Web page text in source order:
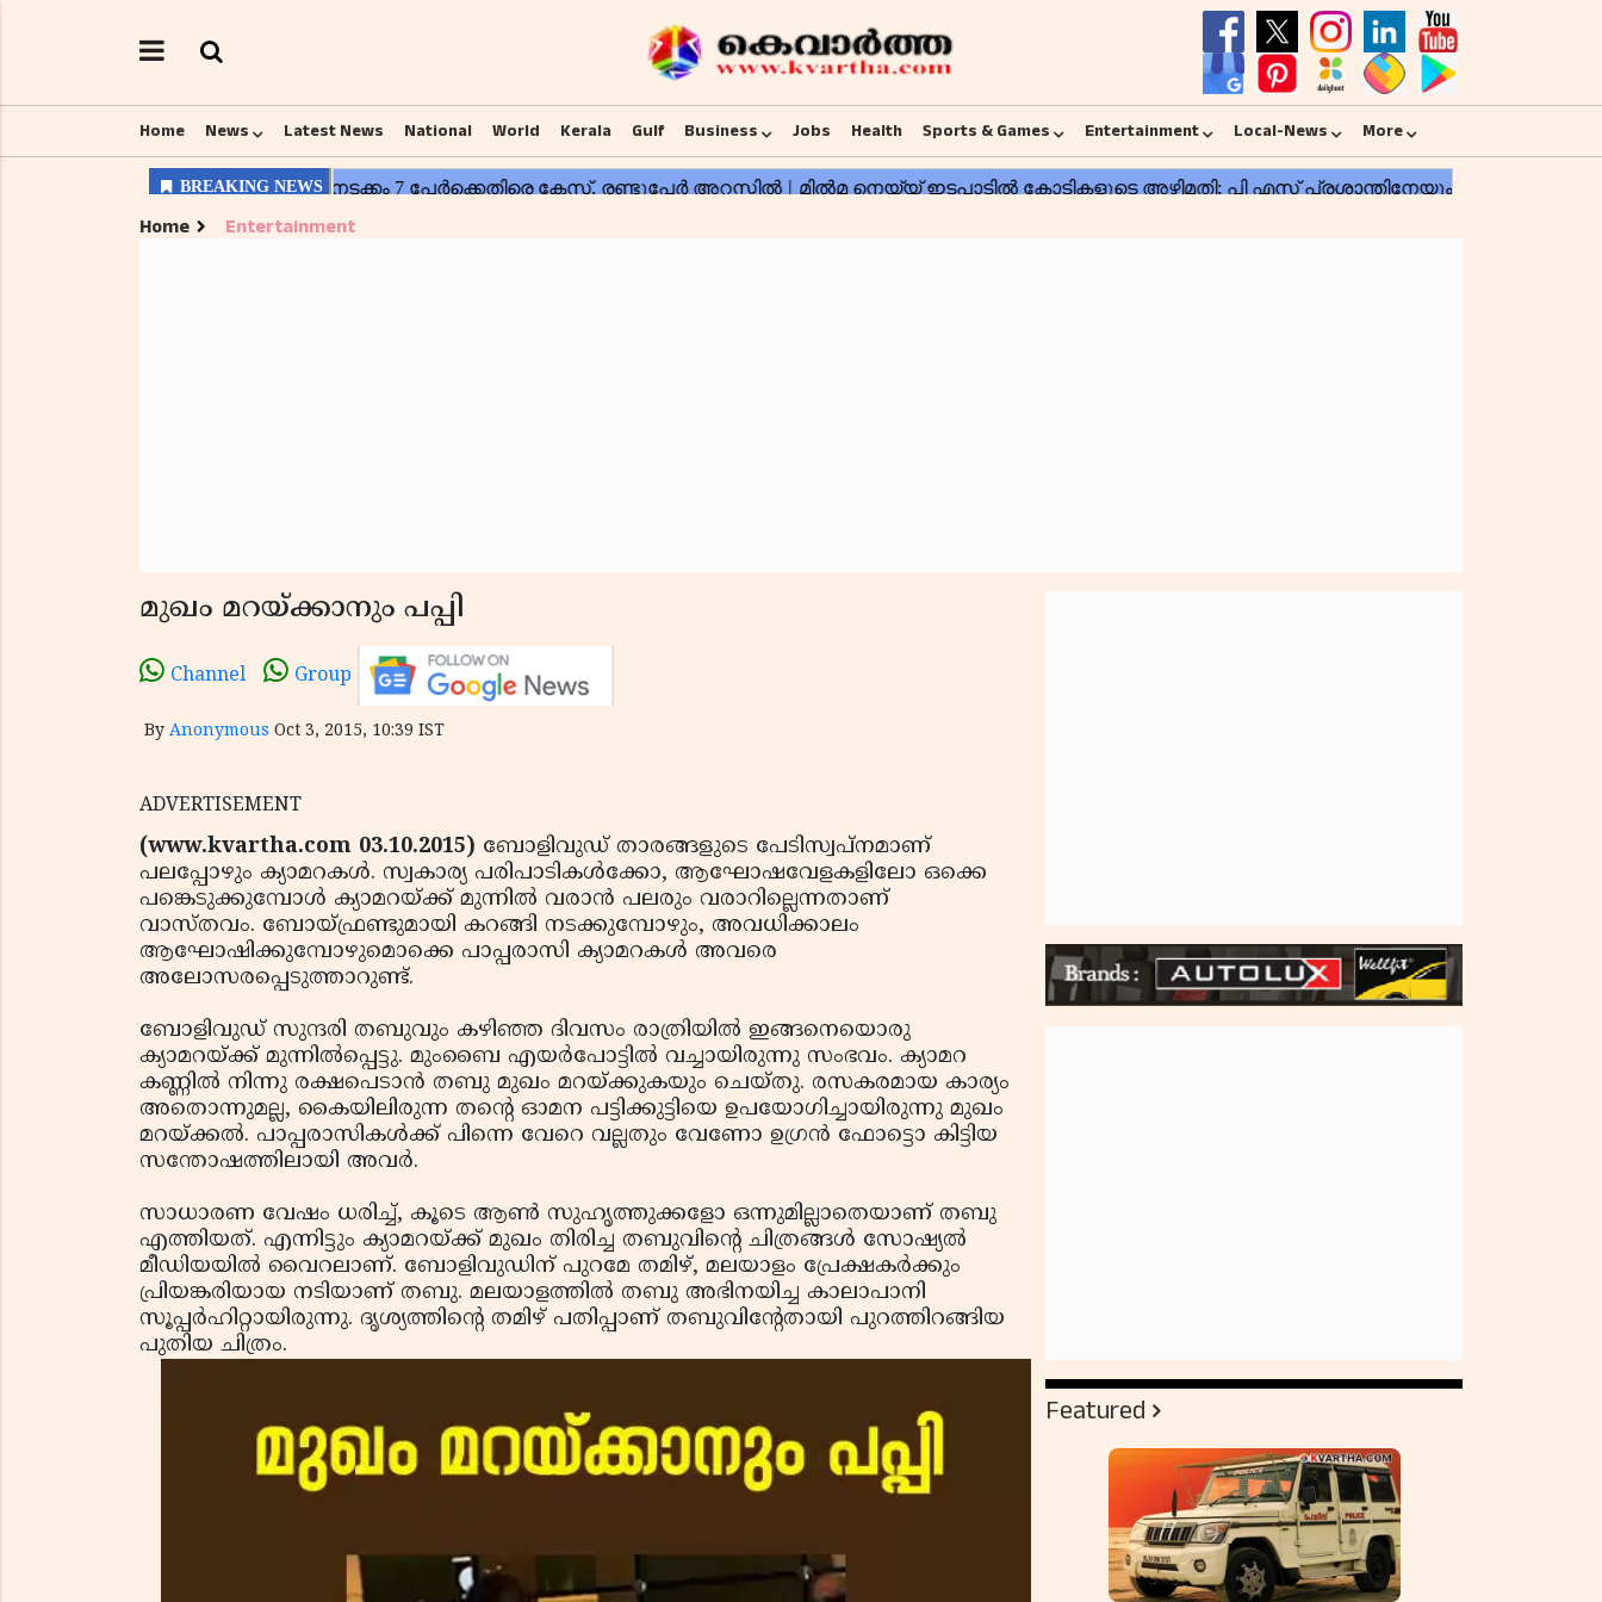
Home News Latest News National World Kerala Gulf Business Jobs Health Sports & Games Entertainment Local-News More
Home Entertainment
മുഖം മറയ്ക്കാനും പപ്പി
Channel Group
By Anonymous Oct 3, 2015, 10:39 IST
ADVERTISEMENT
(www.kvartha.com 03.10.2015) ബോളിവുഡ് താരങ്ങളുടെ പേടിസ്വപ്‌നമാണ്
പലപ്പോഴും ക്യാമറകള്‍. സ്വകാര്യ പരിപാടികള്‍ക്കോ, ആഘോഷവേളകളിലോ ഒക്കെ
പങ്കെടുക്കുമ്പോള്‍ ക്യാമറയ്ക്ക് മുന്നില്‍ വരാന്‍ പലരും വരാറില്ലെന്നതാണ്
വാസ്തവം. ബോയ്ഫ്രണ്ടുമായി കറങ്ങി നടക്കുമ്പോഴും, അവധിക്കാലം
ആഘോഷിക്കുമ്പോഴുമൊക്കെ പാപ്പരാസി ക്യാമറകള്‍ അവരെ
അലോസരപ്പെടുത്താറുണ്ട്.
ബോളിവുഡ് സുന്ദരി തബുവും കഴിഞ്ഞ ദിവസം രാത്രിയില്‍ ഇങ്ങനെയൊരു
ക്യാമറയ്ക്ക് മുന്നില്‍പ്പെട്ടു. മുംബൈ എയര്‍പോട്ടില്‍ വച്ചായിരുന്നു സംഭവം. ക്യാമറ
കണ്ണില്‍ നിന്നു രക്ഷപെടാന്‍ തബു മുഖം മറയ്ക്കുകയും ചെയ്തു. രസകരമായ കാര്യം
അതൊന്നുമല്ല, കൈയിലിരുന്ന തന്റെ ഓമന പട്ടിക്കുട്ടിയെ ഉപയോഗിച്ചായിരുന്നു മുഖം
മറയ്ക്കല്‍. പാപ്പരാസികള്‍ക്ക് പിന്നെ വേറെ വല്ലതും വേണോ ഉഗ്രന്‍ ഫോട്ടൊ കിട്ടിയ
സന്തോഷത്തിലായി അവര്‍.
സാധാരണ വേഷം ധരിച്ച്, കൂടെ ആണ്‍ സുഹൃത്തുക്കളോ ഒന്നുമില്ലാതെയാണ് തബു
എത്തിയത്. എന്നിട്ടും ക്യാമറയ്ക്ക് മുഖം തിരിച്ച തബുവിന്റെ ചിത്രങ്ങള്‍ സോഷ്യല്‍
മീഡിയയില്‍ വൈറലാണ്. ബോളിവുഡിന് പുറമേ തമിഴ്, മലയാളം പ്രേക്ഷകര്‍ക്കും
പ്രിയങ്കരിയായ നടിയാണ് തബു. മലയാളത്തില്‍ തബു അഭിനയിച്ച കാലാപാനി
സൂപ്പര്‍ഹിറ്റായിരുന്നു. ദൃശ്യത്തിന്റെ തമിഴ് പതിപ്പാണ് തബുവിന്റേതായി പുറത്തിറങ്ങിയ
പുതിയ ചിത്രം.
Featured